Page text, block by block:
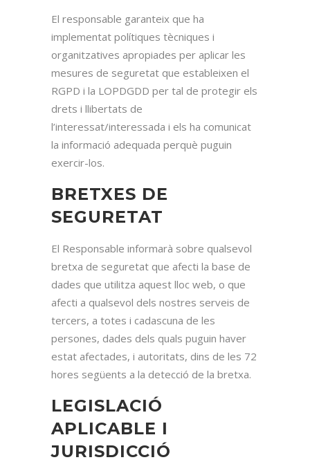
El responsable garanteix que ha
implementat polítiques tècniques i
organitzatives apropiades per aplicar les
mesures de seguretat que estableixen el
RGPD i la LOPDGDD per tal de protegir els
drets i llibertats de
l’interessat/interessada i els ha comunicat
la informació adequada perquè puguin
exercir-los.
BRETXES DE
SEGURETAT
El Responsable informarà sobre qualsevol
bretxa de seguretat que afecti la base de
dades que utilitza aquest lloc web, o que
afecti a qualsevol dels nostres serveis de
tercers, a totes i cadascuna de les
persones, dades dels quals puguin haver
estat afectades, i autoritats, dins de les 72
hores següents a la detecció de la bretxa.
LEGISLACIÓ
APLICABLE I
JURISDICCIÓ